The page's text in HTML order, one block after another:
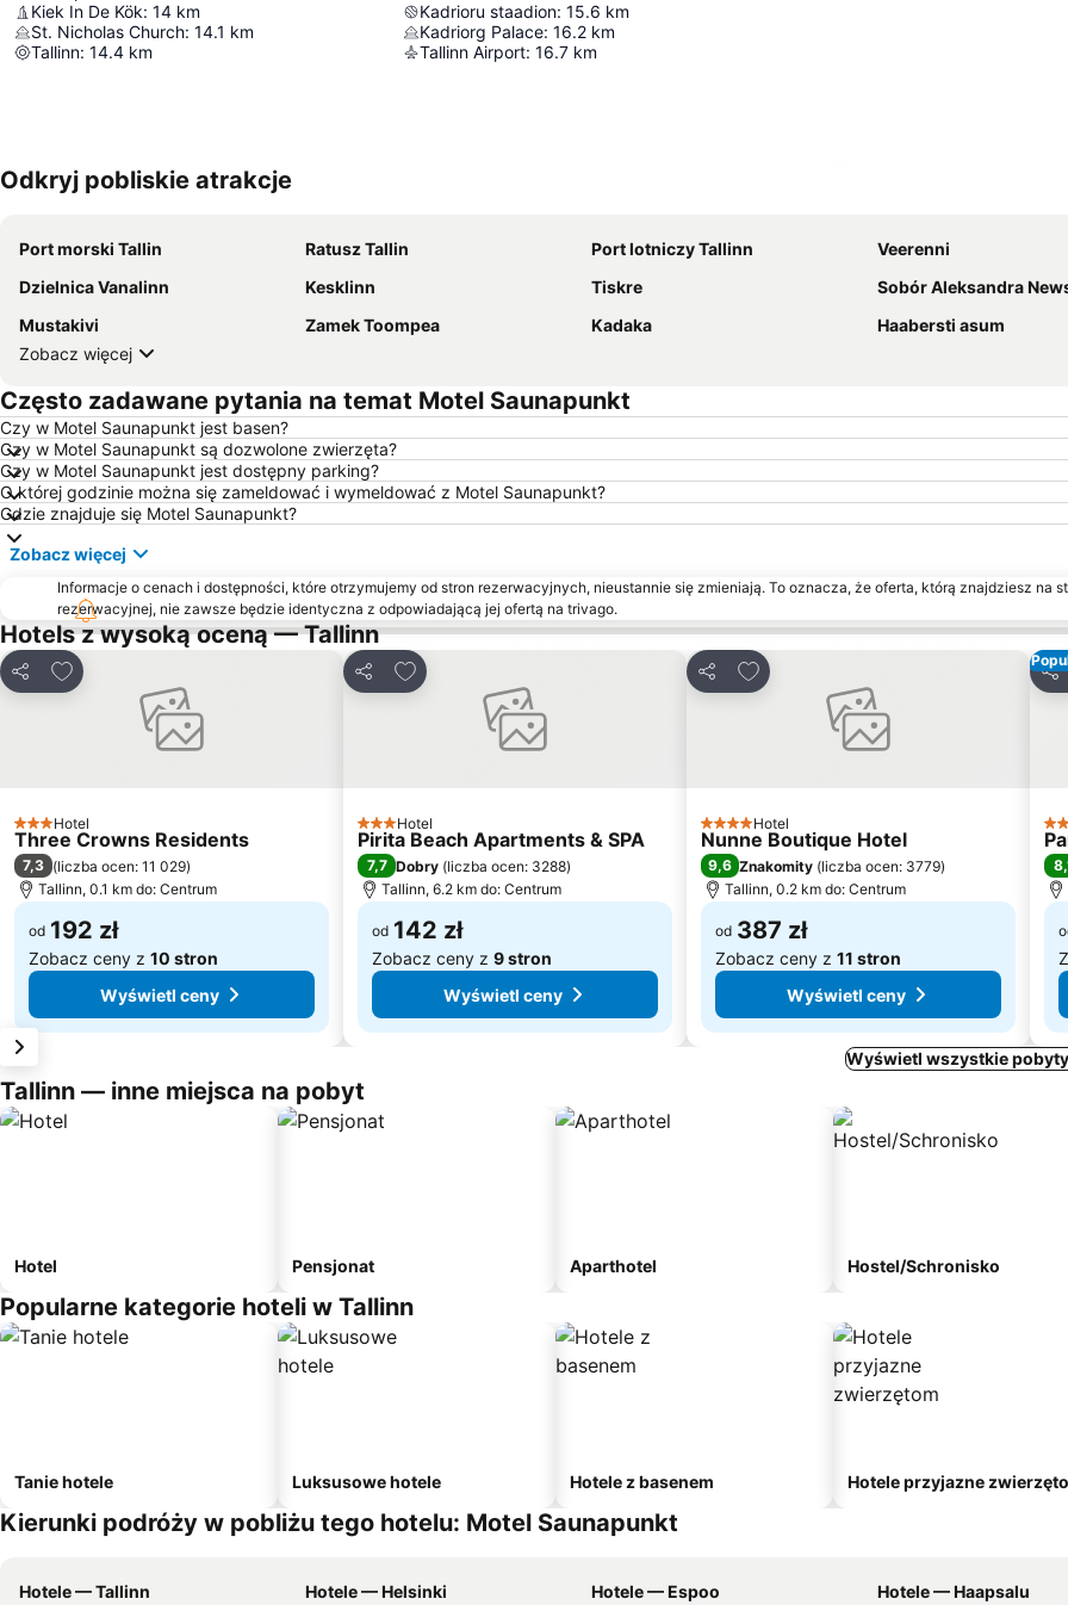
Kiek In De Kök: 14 km
St. Nicholas Church: 14.1 km
Tallinn: 14.4 km
Kadrioru staadion: 15.6 km
Kadriorg Palace: 16.2 km
Tallinn Airport: 16.7 km
Odkryj pobliskie atrakcje
Port morski Tallin Ratusz Tallin Port lotniczy Tallinn
Veerenni
Dzielnica Vanalinn
Kesklinn Tiskre
Sobór Aleksandra
Mustakivi
Zamek Toompea Kadaka
Haabersti asum
Zobacz więcej
Często zadawane pytania na temat Motel Saunapunkt
Czy w Motel Saunapunkt jest basen?
Czy w Motel Saunapunkt są dozwolone zwierzęta?
Czy w Motel Saunapunkt jest dostępny parking?
O której godzinie można się zameldować i wymeldować z Motel Saunapunkt?
Gdzie znajduje się Motel Saunapunkt?
Zobacz więcej
Informacje o cenach i dostępności, które otrzymujemy od stron rezerwacyjnych, nieustannie się zmieniają. To oznacza, że oferta, którą znajdziesz na
rezerwacyjnej, nie zawsze będzie identyczna z odpowiadającą jej ofertą na trivago.
Hotels z wysoką oceną — Tallinn
Udostępnij
Dodaj do ulubionych
3 Kategoria
Hotel
Three Crowns Residents
7,3 (liczba ocen: 11 029)
Tallinn, 0.1 km do: Centrum
od 192 zł
Zobacz ceny z 10 stron
Wyświetl ceny
Udostępnij
Dodaj do ulubionych
3 Kategoria
Hotel
Pirita Beach Apartments & SPA
7,7 Dobry (liczba ocen: 3288)
Tallinn, 6.2 km do: Centrum
od 142 zł
Zobacz ceny z 9 stron
Wyświetl ceny
Udostępnij
Dodaj do ulubionych
4 Kategoria
Hotel
Nunne Boutique Hotel
9,6 Znakomity (liczba ocen: 3779)
Tallinn, 0.2 km do: Centrum
od 387 zł
Zobacz ceny z 11 stron
Wyświetl ceny
4
Wyświetl wszystkie
Tallinn — inne miejsca na pobyt
Hotel Pensjonat Aparthotel Hostel/Schronisko
Popularne kategorie hoteli w Tallinn
Tanie hotele Luksusowe hotele Hotele z basenem Hotele przyjazne
Kierunki podróży w pobliżu tego hotelu: Motel Saunapunkt
Hotele — Tallinn Hotele — Helsinki Hotele — Espoo Hotele — Haapsalu